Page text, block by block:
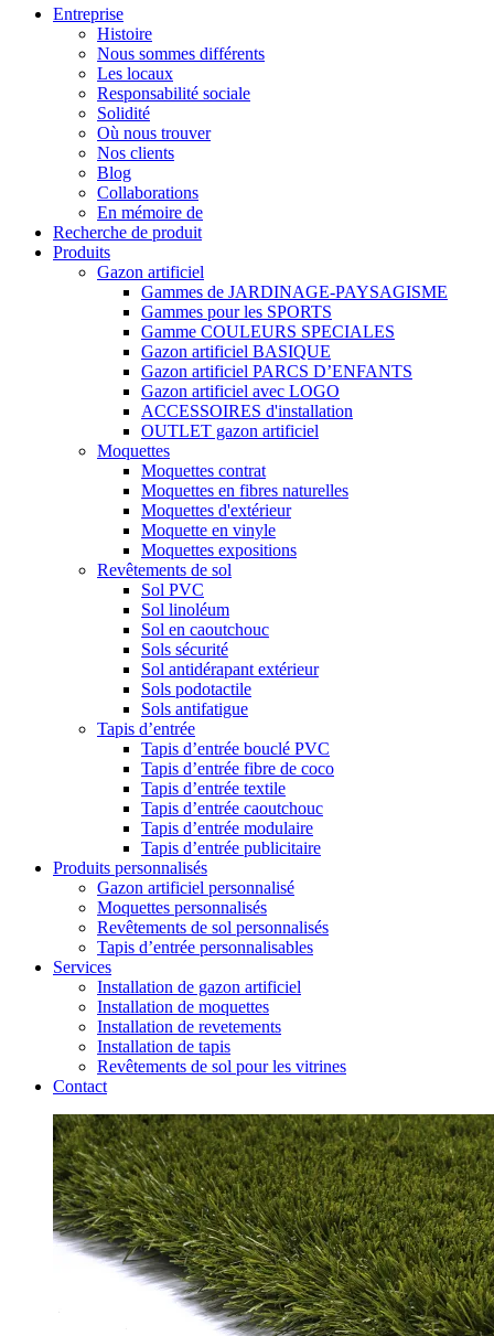
116
96
57
Entreprise
Histoire
Nous sommes différents
Les locaux
Responsabilité sociale
Solidité
Où nous trouver
Nos clients
Blog
Collaborations
En mémoire de
Recherche de produit
Produits
Gazon artificiel
Gammes de JARDINAGE-PAYSAGISME
Gammes pour les SPORTS
Gamme COULEURS SPECIALES
Gazon artificiel BASIQUE
Gazon artificiel PARCS D’ENFANTS
Gazon artificiel avec LOGO
ACCESSOIRES d'installation
OUTLET gazon artificiel
Moquettes
Moquettes contrat
Moquettes en fibres naturelles
Moquettes d'extérieur
Moquette en vinyle
Moquettes expositions
Revêtements de sol
Sol PVC
Sol linoléum
Sol en caoutchouc
Sols sécurité
Sol antidérapant extérieur
Sols podotactile
Sols antifatigue
Tapis d’entrée
Tapis d’entrée bouclé PVC
Tapis d’entrée fibre de coco
Tapis d’entrée textile
Tapis d’entrée caoutchouc
Tapis d’entrée modulaire
Tapis d’entrée publicitaire
Produits personnalisés
Gazon artificiel personnalisé
Moquettes personnalisés
Revêtements de sol personnalisés
Tapis d’entrée personnalisables
Services
Installation de gazon artificiel
Installation de moquettes
Installation de revetements
Installation de tapis
Revêtements de sol pour les vitrines
Contact